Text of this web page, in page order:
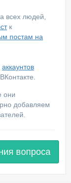
всех людей,
к
постам на
аккаунтов
они
добавляем
вопроса